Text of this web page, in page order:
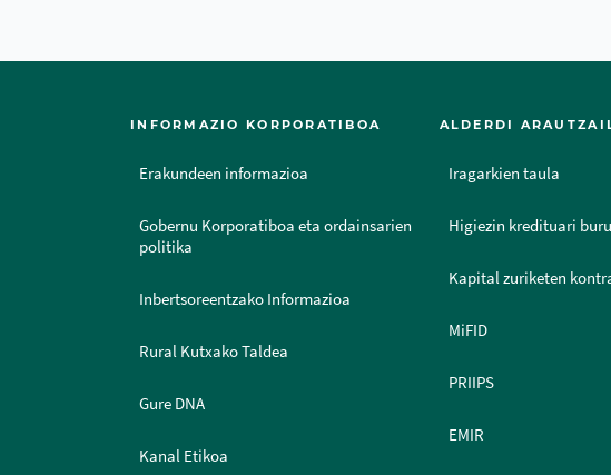
INFORMAZIO KORPORATIBOA
Erakundeen informazioa
Gobernu Korporatiboa eta ordainsarien
politika
Inbertsoreentzako Informazioa
Rural Kutxako Taldea
Gure DNA
Kanal Etikoa
ALDERDI
Iragarkien taula
Higiezin kredituari
Kapital zuriketen
MiFID
PRIIPS
EMIR